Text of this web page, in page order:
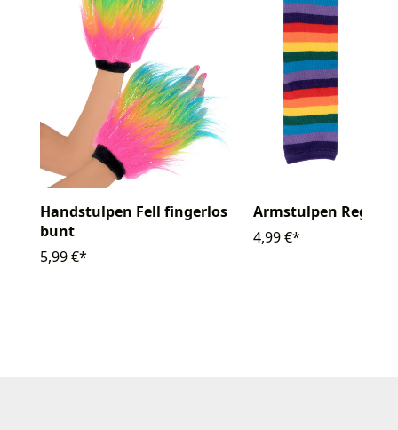
Handstulpen Fell fingerlos
bunt
5,99 €*
Armstulpen
4,99 €*